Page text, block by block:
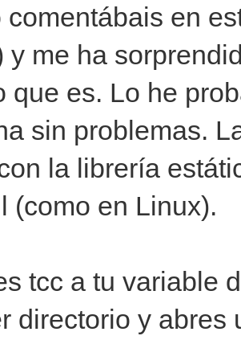
comentábais en
y me ha
que es. Lo he
sin problemas.
la librería
(como en Linux).
tcc a tu variable
directorio y abres